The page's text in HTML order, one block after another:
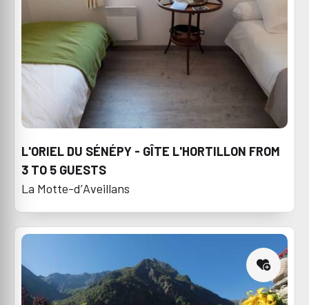
L'ORIEL DU SÉNÉPY - GÎTE L'HORTILLON FROM
3 TO 5 GUESTS
La Motte-d’Aveillans